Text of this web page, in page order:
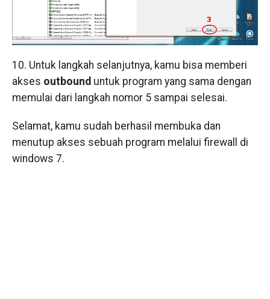
10. Untuk langkah selanjutnya, kamu bisa memberi
akses outbound untuk program yang sama dengan
memulai dari langkah nomor 5 sampai selesai.
Selamat, kamu sudah berhasil membuka dan
menutup akses sebuah program melalui firewall di
windows 7.